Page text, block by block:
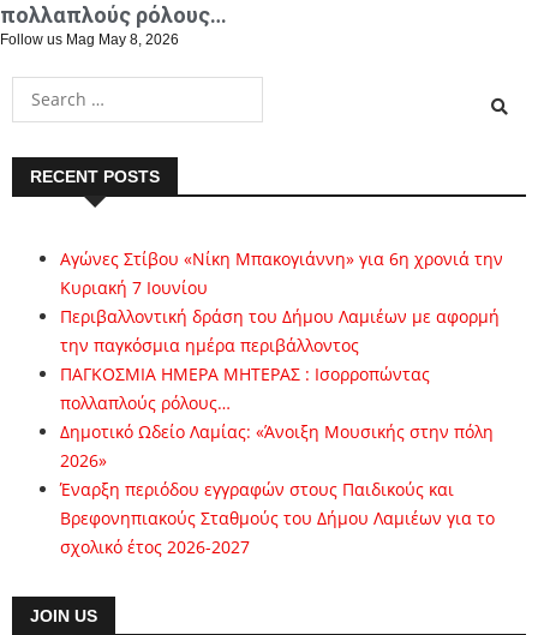
πολλαπλούς ρόλους…
Follow us Mag May 8, 2026
RECENT POSTS
Αγώνες Στίβου «Νίκη Μπακογιάννη» για 6η χρονιά την
Κυριακή 7 Ιουνίου
Περιβαλλοντική δράση του Δήμου Λαμιέων με αφορμή
την παγκόσμια ημέρα περιβάλλοντος
ΠΑΓΚΟΣΜΙΑ ΗΜΕΡΑ ΜΗΤΕΡΑΣ : Ισορροπώντας
πολλαπλούς ρόλους…
Δημοτικό Ωδείο Λαμίας: «Άνοιξη Μουσικής στην πόλη
2026»
Έναρξη περιόδου εγγραφών στους Παιδικούς και
Βρεφονηπιακούς Σταθμούς του Δήμου Λαμιέων για το
σχολικό έτος 2026-2027
JOIN US